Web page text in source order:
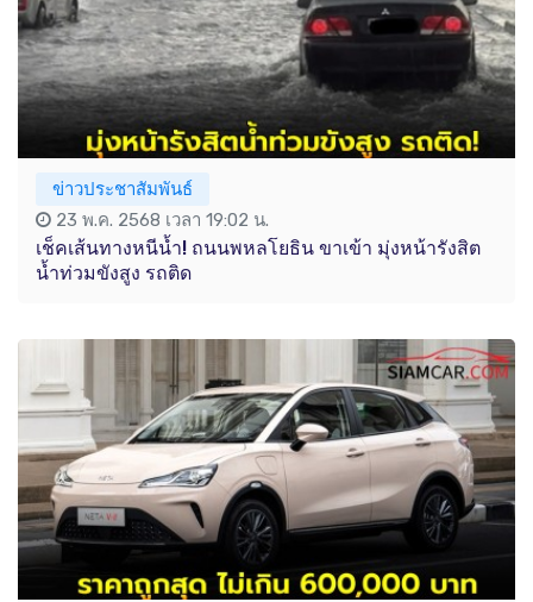
ข่าวประชาสัมพันธ์
23 พ.ค. 2568 เวลา 19:02 น.
เช็คเส้นทางหนีน้ำ! ถนนพหลโยธิน ขาเข้า มุ่งหน้ารังสิต
น้ำท่วมขังสูง รถติด